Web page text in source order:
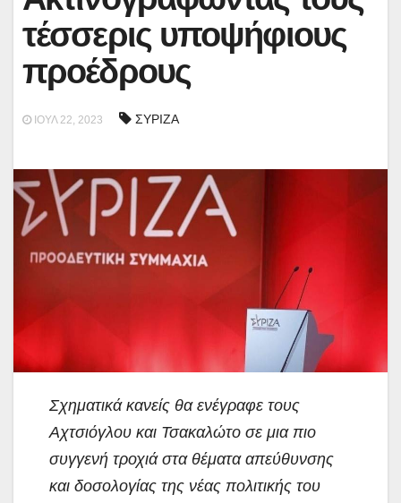
τέσσερις υποψήφιους
προέδρους
ΙΟΎΛ 22, 2023 ΣΥΡΙΖΑ
Σχηματικά κανείς θα ενέγραφε τους
Αχτσιόγλου και Τσακαλώτο σε μια πιο
συγγενή τροχιά στα θέματα απεύθυνσης
και δοσολογίας της νέας πολιτικής του